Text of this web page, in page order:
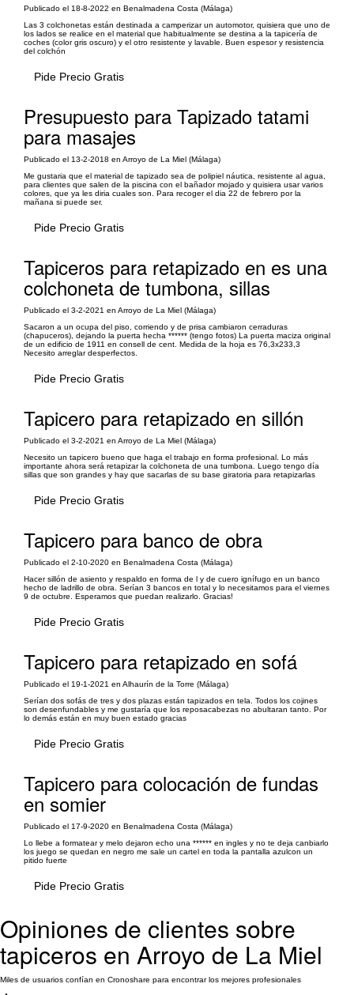
Publicado el 18-8-2022 en Benalmadena Costa (Málaga)
Las 3 colchonetas están destinada a camperizar un automotor, quisiera que uno de
los lados se realice en el material que habitualmente se destina a la tapicería de
coches (color gris oscuro) y el otro resistente y lavable. Buen espesor y resistencia
del colchón
Pide Precio Gratis
Presupuesto para Tapizado tatami
para masajes
Publicado el 13-2-2018 en Arroyo de La Miel (Málaga)
Me gustaria que el material de tapizado sea de polipiel náutica, resistente al agua,
para clientes que salen de la piscina con el bañador mojado y quisiera usar varios
colores, que ya les diria cuales son. Para recoger el dia 22 de febrero por la
mañana si puede ser.
Pide Precio Gratis
Tapiceros para retapizado en es una
colchoneta de tumbona, sillas
Publicado el 3-2-2021 en Arroyo de La Miel (Málaga)
Sacaron a un ocupa del piso, corriendo y de prisa cambiaron cerraduras
(chapuceros), dejando la puerta hecha ****** (tengo fotos) La puerta maciza original
de un edificio de 1911 en consell de cent. Medida de la hoja es 76,3x233,3
Necesito arreglar desperfectos.
Pide Precio Gratis
Tapicero para retapizado en sillón
Publicado el 3-2-2021 en Arroyo de La Miel (Málaga)
Necesito un tapicero bueno que haga el trabajo en forma profesional. Lo más
importante ahora será retapizar la colchoneta de una tumbona. Luego tengo día
sillas que son grandes y hay que sacarlas de su base giratoria para retapizarlas
Pide Precio Gratis
Tapicero para banco de obra
Publicado el 2-10-2020 en Benalmadena Costa (Málaga)
Hacer sillón de asiento y respaldo en forma de l y de cuero ignífugo en un banco
hecho de ladrillo de obra. Serían 3 bancos en total y lo necesitamos para el viernes
9 de octubre. Esperamos que puedan realizarlo. Gracias!
Pide Precio Gratis
Tapicero para retapizado en sofá
Publicado el 19-1-2021 en Alhaurín de la Torre (Málaga)
Serían dos sofás de tres y dos plazas están tapizados en tela. Todos los cojines
son desenfundables y me gustaría que los reposacabezas no abultaran tanto. Por
lo demás están en muy buen estado gracias
Pide Precio Gratis
Tapicero para colocación de fundas
en somier
Publicado el 17-9-2020 en Benalmadena Costa (Málaga)
Lo llebe a formatear y melo dejaron echo una ****** en ingles y no te deja canbiarlo
los juego se quedan en negro me sale un cartel en toda la pantalla azulcon un
pitido fuerte
Pide Precio Gratis
Opiniones de clientes sobre
tapiceros en Arroyo de La Miel
Miles de usuarios confían en Cronoshare para encontrar los mejores profesionales